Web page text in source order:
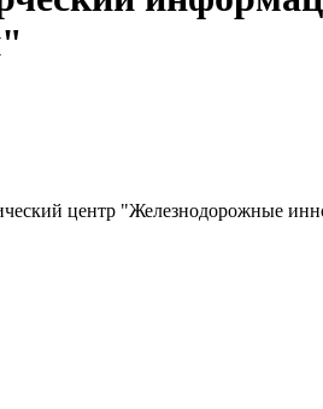
центр "Железнодорожные